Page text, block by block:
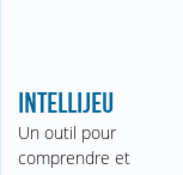
INTELLIJEU
Un outil pour
comprendre et